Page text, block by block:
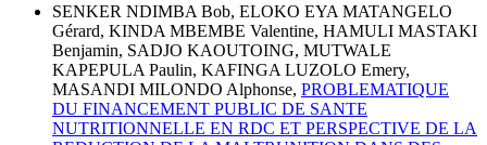
SENKER NDIMBA Bob, ELOKO EYA MATANGELO
Gérard, KINDA MBEMBE Valentine, HAMULI MASTAKI
Benjamin, SADJO KAOUTOING, MUTWALE
KAPEPULA Paulin, KAFINGA LUZOLO Emery,
MASANDI MILONDO Alphonse, PROBLEMATIQUE
DU FINANCEMENT PUBLIC DE SANTE
NUTRITIONNELLE EN RDC ET PERSPECTIVE DE LA